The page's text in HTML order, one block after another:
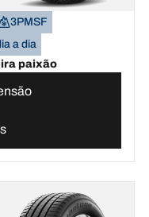
3PMSF
a dia
paixão